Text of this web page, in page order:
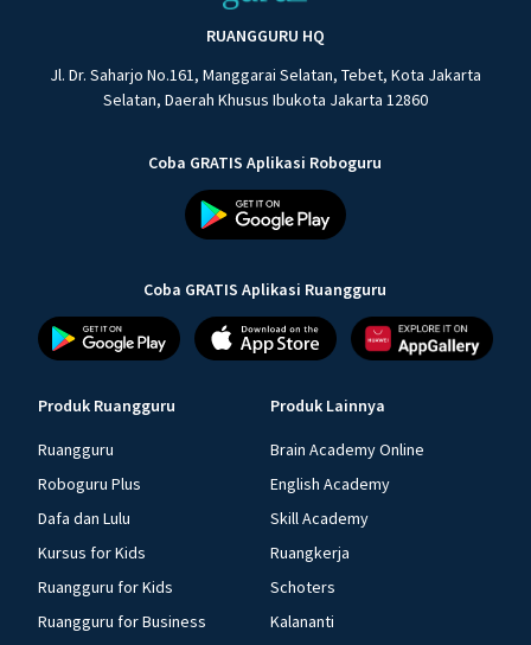
RUANGGURU HQ
Jl. Dr. Saharjo No.161, Manggarai Selatan, Tebet, Kota Jakarta
Selatan, Daerah Khusus Ibukota Jakarta 12860
Coba GRATIS Aplikasi Roboguru
Coba GRATIS Aplikasi Ruangguru
Produk Ruangguru
Ruangguru
Roboguru Plus
Dafa dan Lulu
Kursus for Kids
Ruangguru for Kids
Ruangguru for Business
Produk Lainnya
Brain Academy Online
English Academy
Skill Academy
Ruangkerja
Schoters
Kalananti